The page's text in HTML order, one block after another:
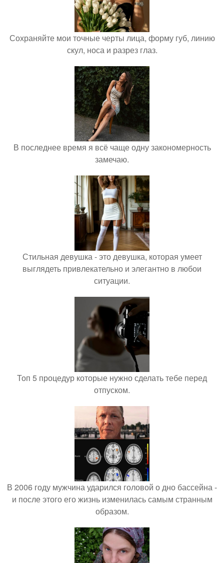
Сохраняйте мои точные черты лица, форму губ, линию
скул, носа и разрез глаз.
В последнее время я всё чаще одну закономерность
замечаю.
Стильная девушка - это девушка, которая умеет
выглядеть привлекательно и элегантно в любои
ситуации.
Топ 5 процедур которые нужно сделать тебе перед
отпуском.
В 2006 году мужчина ударился головой о дно бассейна -
и после этого его жизнь изменилась самым странным
образом.